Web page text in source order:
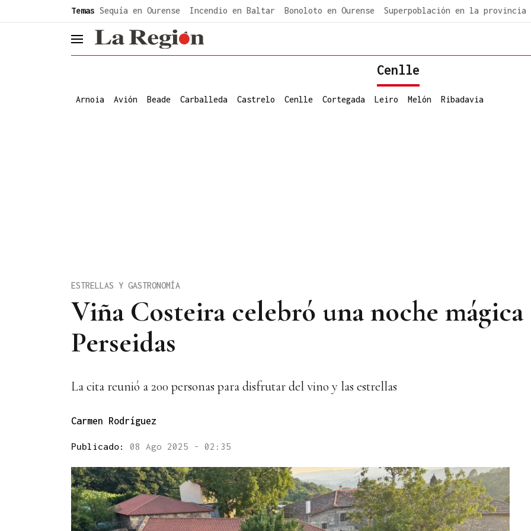
Temas Sequía en Ourense Incendio en Baltar Bonoloto en Ourense Superpoblación en la provincia
header.menu.open
Cenlle
Arnoia Avión Beade Carballeda Castrelo Cenlle Cortegada Leiro Melón Ribadavia
Viña Costeira celebró una noche
Perseidas
ESTRELLAS Y GASTRONOMÍA
La cita reunió a 200 personas para disfrutar del vino y las estrellas
Carmen Rodríguez
Publicado: 08 Ago 2025 - 02:35